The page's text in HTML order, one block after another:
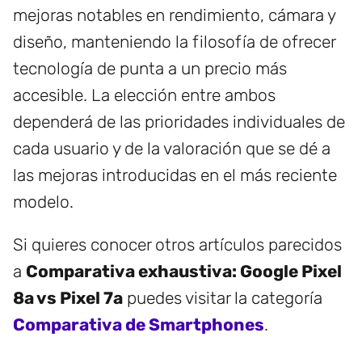
mejoras notables en rendimiento, cámara y
diseño, manteniendo la filosofía de ofrecer
tecnología de punta a un precio más
accesible. La elección entre ambos
dependerá de las prioridades individuales de
cada usuario y de la valoración que se dé a
las mejoras introducidas en el más reciente
modelo.
Si quieres conocer otros artículos parecidos
a Comparativa exhaustiva: Google Pixel
8a vs Pixel 7a puedes visitar la categoría
Comparativa de Smartphones.